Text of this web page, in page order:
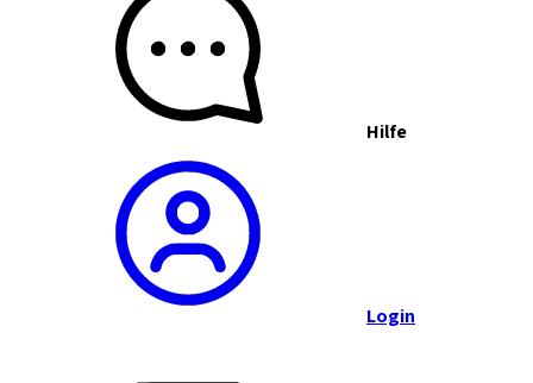
Hilfe
Login